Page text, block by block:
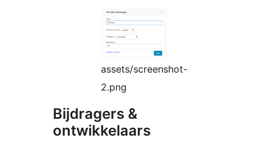
assets/screenshot-
2.png
Bijdragers &
ontwikkelaars